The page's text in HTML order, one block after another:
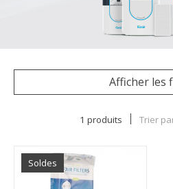
Afficher les
1 produits Trier
Soldes